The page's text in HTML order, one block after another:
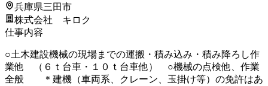
兵庫県三田市
株式会社 キロク
仕事内容
○土木建設機械の現場までの運搬・積み込み・積み降ろし作
業他 （６ｔ台車・１０ｔ台車他） ○機械の点検他、作業
全般 ＊建機（車両系、クレーン、玉掛け等）の免許はあ